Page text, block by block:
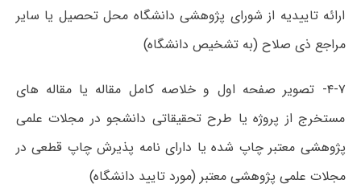
ارائه تاییدیه از شورای پژوهشی دانشگاه محل تحصیل یا سایر
مراجع ذی صلاح (به تشخیص دانشگاه)
۴-۷- تصویر صفحه اول و خلاصه کامل مقاله یا مقاله های
مستخرج از پروژه یا طرح تحقیقاتی دانشجو در مجلات علمی
پژوهشی معتبر چاپ شده یا دارای نامه پذیرش چاپ قطعی در
مجلات علمی پژوهشی معتبر (مورد تایید دانشگاه)